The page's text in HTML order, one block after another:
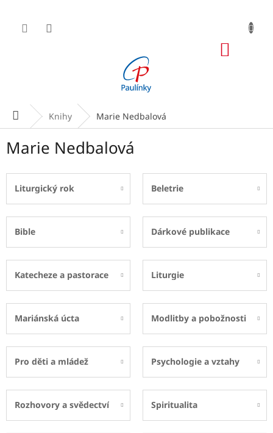
obsah
Domů Knihy Marie Nedbalová
Marie Nedbalová
Liturgický rok Beletrie
Bible Dárkové publikace
Katecheze a pastorace Liturgie
Mariánská úcta Modlitby a pobožnosti
Pro děti a mládež Psychologie a vztahy
Rozhovory a svědectví Spiritualita